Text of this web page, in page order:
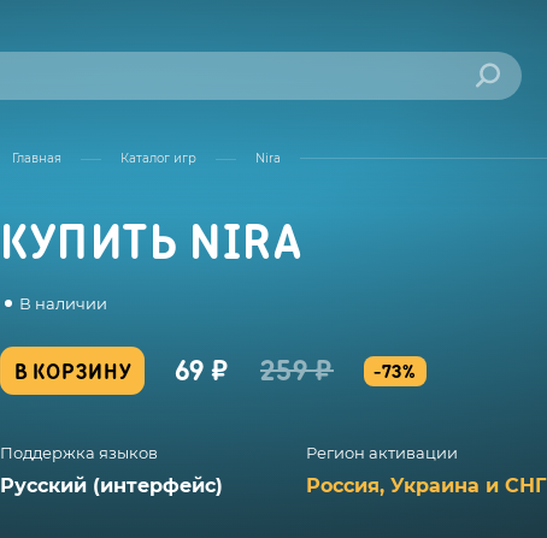
Главная Каталог игр Nira
КУПИТЬ NIRA
В наличии
В КОРЗИНУ 69 ₽ 259 ₽ -73%
Поддержка языков
Русский (интерфейс)
Регион активации
Россия, Украина и СНГ